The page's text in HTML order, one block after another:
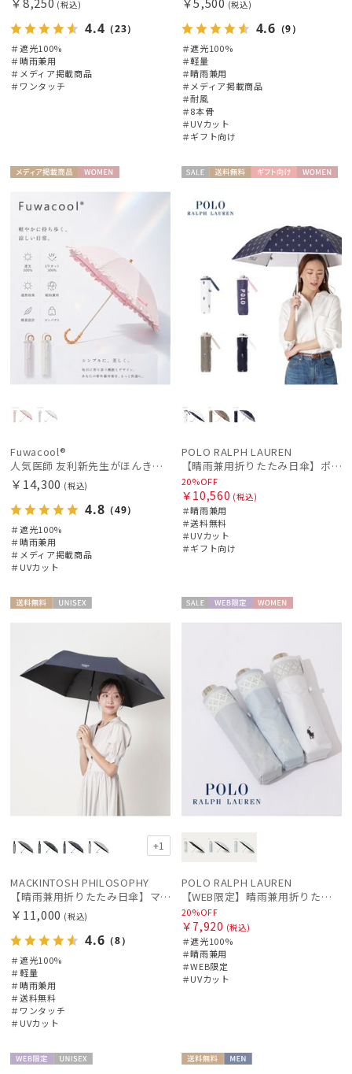
(税込)
4.4 （23）
＃遮光100%
＃晴雨兼用
＃メディア掲載商品
＃ワンタッチ
(税込)
4.6 （9）
＃遮光100%
＃軽量
＃晴雨兼用
＃メディア掲載商品
＃耐風
＃8本骨
＃UVカット
＃ギフト向け
載商品
N
Fuwacool®
人気医師 友利新先生がほんきで作った”絶対に忘れない誰でも日傘” エレガント派のバンブーフリル【晴雨兼用折日傘】フワクール® (Fuwacool®) 雨の日OK 軽量 遮光100% UV100％
￥14,300 (税込)
4.8 （49）
＃遮光100%
＃晴雨兼用
＃メディア掲載商品
＃UVカット
料
POLO RALPH LAUREN
【晴雨兼用折りたたみ日傘】ポロ ラルフ ローレン (POLO RALPH LAUREN) カラーベア 遮光 遮熱 UV 晴雨兼用
20%OFF
￥10,560 (税込)
＃晴雨兼用
＃送料無料
＃UVカット
＃ギフト向け
+1
MACKINTOSH PHILOSOPHY
【晴雨兼用折りたたみ日傘】マッキントッシュ フィロソフィー (MACKINTOSH PHILOSOPHY) バーブレラ サンプロテクト（SUNPROTECT）自動開閉 遮光100
￥11,000 (税込)
4.6 （8）
＃遮光100%
＃軽量
＃晴雨兼用
＃送料無料
＃ワンタッチ
＃UVカット
POLO RALPH LAUREN
【WEB限定】晴雨兼用折りたたみ日傘 ポロ ラルフ ローレン（POLO RALPH LAUREN）シャンブレーレース 遮光100 UV100
20%OFF
￥7,920 (税込)
＃遮光100%
＃晴雨兼用
＃WEB限定
＃UVカット